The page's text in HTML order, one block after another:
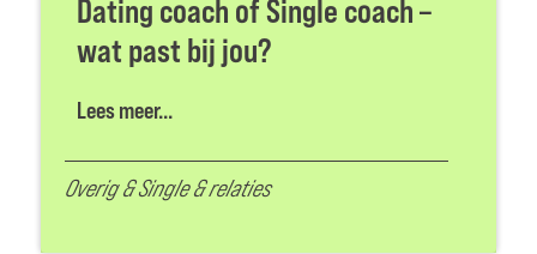
Dating coach of Single coach –
wat past bij jou?
Lees meer...
Overig&Single & relaties